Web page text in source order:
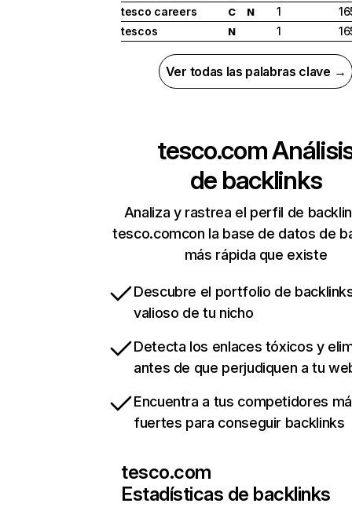
tesco careers
C N 1
tescos
N 1
Ver todas las palabras clave →
tesco.com
de backlinks
Analiza y rastrea el perfil de
tesco.comcon la base de datos de
más rápida que existe
Descubre el portfolio de
valioso de tu nicho
Detecta los enlaces tóxicos y
antes de que perjudiquen a tu
Encuentra a tus competidores
fuertes para conseguir backlinks
tesco.com
Estadísticas de backlinks